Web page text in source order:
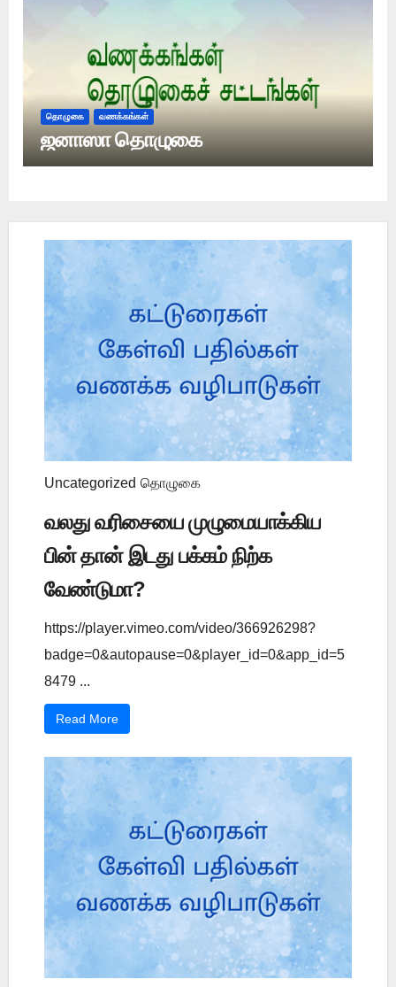
தொழுகை வணக்கங்கள்
ஜனாஸா தொழுகை
Uncategorized தொழுகை
வலது வரிசையை முழுமையாக்கிய
பின் தான் இடது பக்கம் நிற்க
வேண்டுமா?
https://player.vimeo.com/video/366926298?
badge=0&autopause=0&player_id=0&app_id=5
8479 ...
Read More